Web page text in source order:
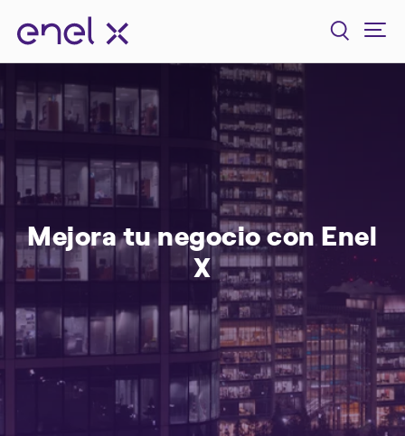
Mejora tu negocio con Enel
X